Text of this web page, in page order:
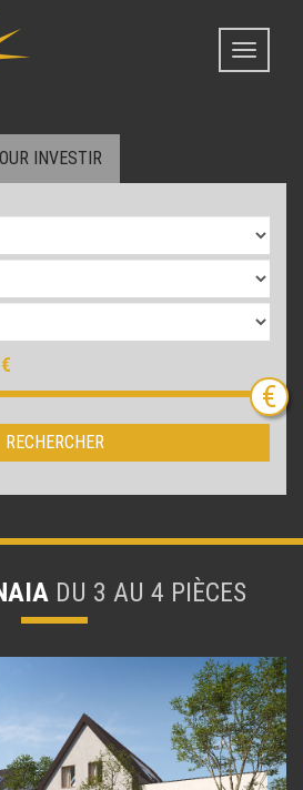
Toggle
INVESTIR
RECHERCHER
DU 3 AU 4 PIÈCES